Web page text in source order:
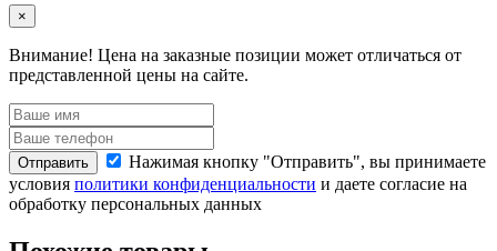
×
Внимание! Цена на заказные позиции может отличаться от
представленной цены на сайте.
Отправить
Нажимая кнопку "Отправить", вы принимаете
условия политики конфиденциальности и даете согласие на
обработку персональных данных